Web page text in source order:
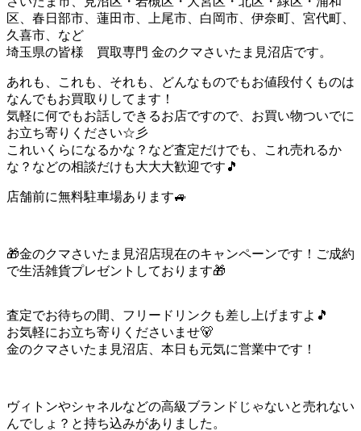
区、春日部市、蓮田市、上尾市、白岡市、伊奈町、宮代町、
久喜市、など
埼玉県の皆様 買取専門 金のクマさいたま見沼店です。
あれも、これも、それも、どんなものでもお値段付くものは
なんでもお買取りしてます！
気軽に何でもお話しできるお店ですので、お買い物ついでに
お立ち寄りください☆彡
これいくらになるかな？など査定だけでも、これ売れるか
な？などの相談だけも大大大歓迎です🎵
店舗前に無料駐車場あります🚙
🎁金のクマさいたま見沼店現在のキャンペーンです！ご成約
で生活雑貨プレゼントしております🎁
査定でお待ちの間、フリードリンクも差し上げますよ🎵
お気軽にお立ち寄りくださいませ🐻
金のクマさいたま見沼店、本日も元気に営業中です！
ヴィトンやシャネルなどの高級ブランドじゃないと売れない
んでしょ？と持ち込みがありました。